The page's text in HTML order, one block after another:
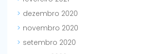
dezembro 2020
novembro 2020
setembro 2020